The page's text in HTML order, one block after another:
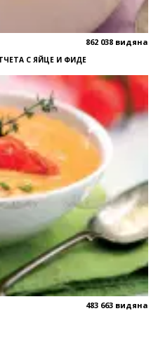
862 038 видяна
С ЯЙЦЕ И ФИДЕ
483 663 видяна